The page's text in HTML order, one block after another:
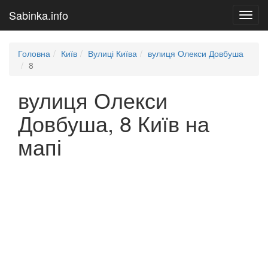
Sabinka.info
Головна Київ Вулиці Київа
вулиця Олекси Довбуша
8
вулиця Олекси
Довбуша, 8 Київ на
мапі